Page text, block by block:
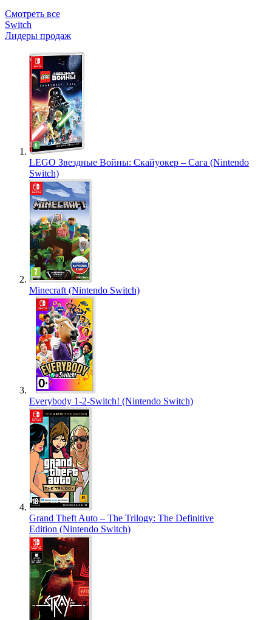
Смотреть все
Switch
Лидеры продаж
LEGO Звездные Войны: Скайуокер – Сага (Nintendo
Switch)
Minecraft (Nintendo Switch)
Everybody 1-2-Switch! (Nintendo Switch)
Grand Theft Auto – The Trilogy: The Definitive
Edition (Nintendo Switch)